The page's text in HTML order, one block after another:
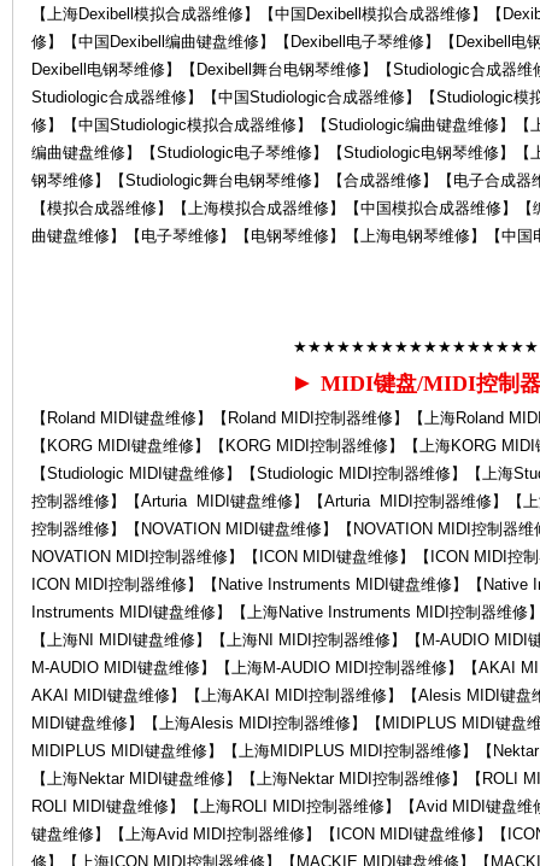
【上海Dexibell模拟合成器维修】【中国Dexibell模拟合成器维修】【
修】【中国Dexibell编曲键盘维修】【Dexibell电子琴维修】【Dexibell电
Dexibell电钢琴维修】【Dexibell舞台电钢琴维修】【Studiologic合成器
Studiologic合成器维修】【中国Studiologic合成器维修】【Studiologic模
修】【中国Studiologic模拟合成器维修】【Studiologic编曲键盘维修】
编曲键盘维修】【Studiologic电子琴维修】【Studiologic电钢琴维修】
钢琴维修】【Studiologic舞台电钢琴维修】【合成器维修】【电子合成
【模拟合成器维修】【上海模拟合成器维修】【中国模拟合成器维修】
曲键盘维修】【电子琴维修】【电钢琴维修】【上海电钢琴维修】【中
► MIDI键盘/MIDI控制
【Roland MIDI键盘维修】【Roland MIDI控制器维修】【上海Roland
【KORG MIDI键盘维修】【KORG MIDI控制器维修】【上海KORG
【Studiologic MIDI键盘维修】【Studiologic MIDI控制器维修】【上海
控制器维修】【Arturia MIDI键盘维修】【Arturia MIDI控制器维修】【
控制器维修】【NOVATION MIDI键盘维修】【NOVATION MIDI控制器
NOVATION MIDI控制器维修】【ICON MIDI键盘维修】【ICON MIDI控
ICON MIDI控制器维修】【Native Instruments MIDI键盘维修】【
Instruments MIDI键盘维修】【上海Native Instruments MIDI控制器维修
【上海NI MIDI键盘维修】【上海NI MIDI控制器维修】【M-AUDIO
M-AUDIO MIDI键盘维修】【上海M-AUDIO MIDI控制器维修】【AKAI
AKAI MIDI键盘维修】【上海AKAI MIDI控制器维修】【Alesis MIDI键
MIDI键盘维修】【上海Alesis MIDI控制器维修】【MIDIPLUS MIDI键盘
MIDIPLUS MIDI键盘维修】【上海MIDIPLUS MIDI控制器维修】【
【上海Nektar MIDI键盘维修】【上海Nektar MIDI控制器维修】【ROLI
ROLI MIDI键盘维修】【上海ROLI MIDI控制器维修】【Avid MIDI键盘
键盘维修】【上海Avid MIDI控制器维修】【ICON MIDI键盘维修】【
修】【上海ICON MIDI控制器维修】【MACKIE MIDI键盘维修】【